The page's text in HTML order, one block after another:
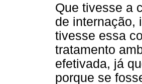
Que tivesse a
de internação,
tivesse essa
tratamento
efetivada, já
porque se